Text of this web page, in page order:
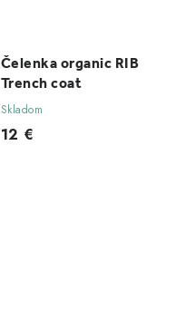
Čelenka organic RIB
Trench coat
Skladom
12 €